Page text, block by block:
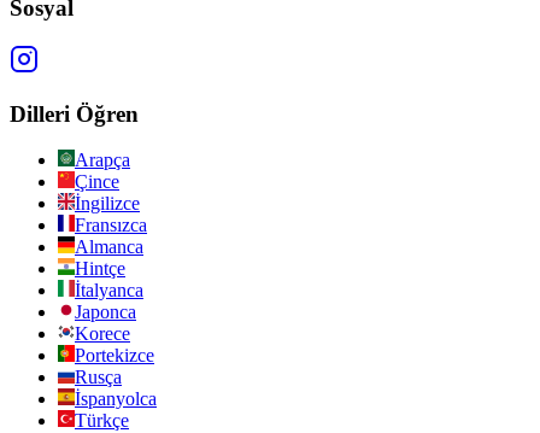
Sosyal
Dilleri Öğren
Arapça
Çince
İngilizce
Fransızca
Almanca
Hintçe
İtalyanca
Japonca
Korece
Portekizce
Rusça
İspanyolca
Türkçe